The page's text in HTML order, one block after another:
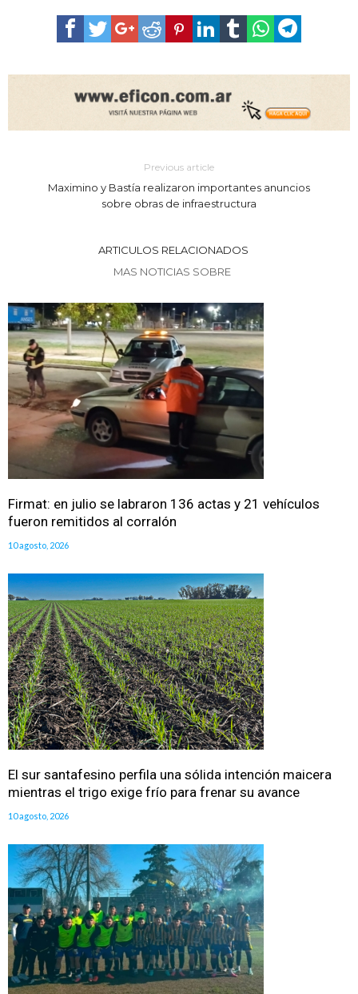
Previous article
Maximino y Bastía realizaron importantes anuncios
sobre obras de infraestructura
ARTICULOS RELACIONADOS
MAS NOTICIAS SOBRE
Firmat: en julio se labraron 136 actas y 21 vehículos
fueron remitidos al corralón
10 agosto, 2026
El sur santafesino perfila una sólida intención maicera
mientras el trigo exige frío para frenar su avance
10 agosto, 2026